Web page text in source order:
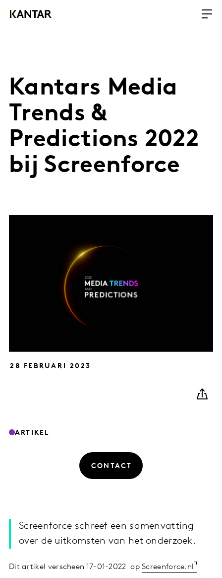
Kantars Media
Trends &
Predictions 2022
bij Screenforce
28 FEBRUARI 2023
ARTIKEL
CONTACT
Screenforce schreef een samenvatting
over de uitkomsten van het onderzoek.
Dit artikel verscheen 17-01-2022 opScreenforce.nl